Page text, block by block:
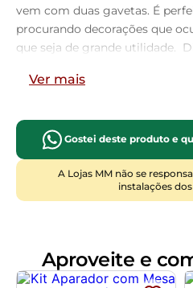
vem com duas gavetas. É
procurando decorações que
que seja de grande utilidade.
Peso: 20 kg; Característica do
brilho; Tampo Superior: MDP
gavetas com puxadores de
madeira; Conteúdo da
Aparador; Necessita de
Sim;Instruções/Cuidado:
alterações nas cores. Não
produtos abrasivos.
Ver mais
Gostei deste produto e
A Lojas MM não se
instalações
Aproveite e